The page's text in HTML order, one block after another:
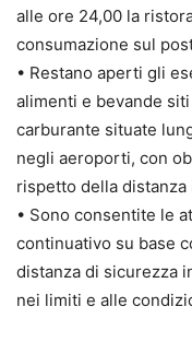
alle ore 24,00 la
consumazione sul
• Restano aperti gli
alimenti e bevande
carburante situate
negli aeroporti, con
rispetto della
• Sono consentite le
continuativo su base
distanza di sicurezza
nei limiti e alle